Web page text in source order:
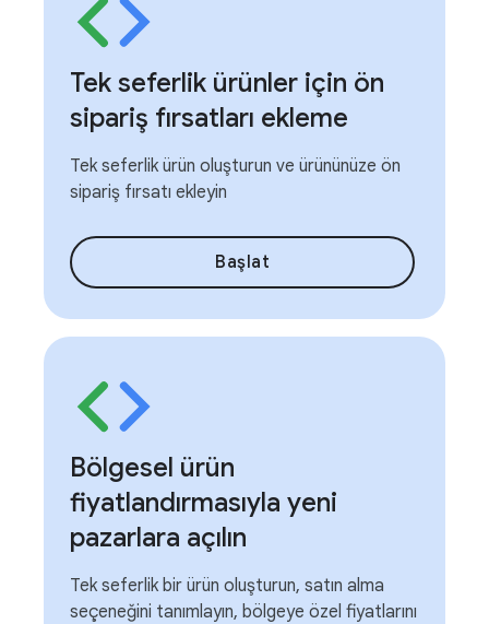
Tek seferlik ürünler için ön
sipariş fırsatları ekleme
Tek seferlik ürün oluşturun ve ürününüze ön
sipariş fırsatı ekleyin
Başlat
Bölgesel ürün
fiyatlandırmasıyla yeni
pazarlara açılın
Tek seferlik bir ürün oluşturun, satın alma
seçeneğini tanımlayın, bölgeye özel fiyatlarını